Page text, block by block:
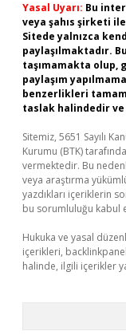
Yasal Uyarı: Bu
veya şahıs şirketi
Sitede yalnızca
paylaşılmaktadır.
taşımamakta olup,
paylaşım
benzerlikleri
taslak halindedir
Sitemiz, 5651 Sayılı
Kurumu (BTK)
vermektedir. Bu
veya araştırma
yazdıkları içeriklerin
bu sorumluluğu kabul
Hukuka ve yasal
içerikleri,
halinde, ilgili içerikler